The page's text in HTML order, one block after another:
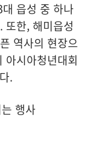
읍성 중 하나
또한, 해미읍성
역사의 현장으
아시아청년대회
.
행사